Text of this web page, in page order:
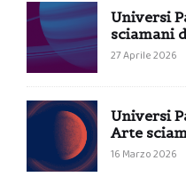
Universi
sciamani
27 Aprile 2026
Universi
Arte
16 Marzo 2026